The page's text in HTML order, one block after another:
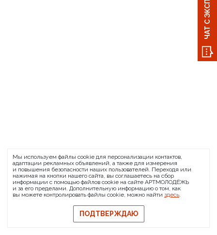
Мы используем файлы cookie для персонализации контактов,
адаптации рекламных объявлений, а также для измерения
и повышения безопасности наших пользователей. Переходя или
нажимая на кнопки нашего сайта, вы соглашаетесь на сбор
информации с помощью файлов cookie на сайте АРТМОЛОДЁЖЬ
и за его пределами. Дополнительную информацию о том, как
вы можете контролировать файлы cookie, можно найти здесь.
ПОДТВЕРЖДАЮ